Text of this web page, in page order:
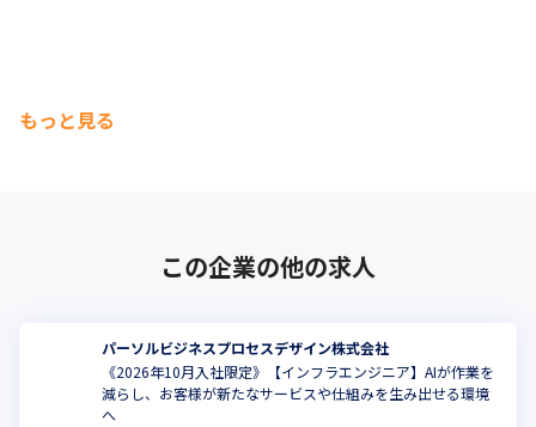
もっと見る
この企業の他の求人
パーソルビジネスプロセスデザイン株式会社
《2026年10月入社限定》【インフラエンジニア】AIが作業を
減らし、お客様が新たなサービスや仕組みを生み出せる環境
へ